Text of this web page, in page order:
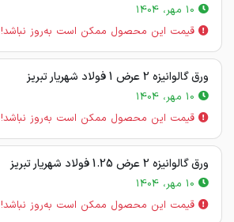
قیمت این محصول ممکن است به‌روز نباشد!
ورق گالوانیزه 2 عرض 1 فولاد شهریار تبریز
قیمت این محصول ممکن است به‌روز نباشد!
ورق گالوانیزه 2 عرض 1.25 فولاد شهریار تبریز
قیمت این محصول ممکن است به‌روز نباشد!